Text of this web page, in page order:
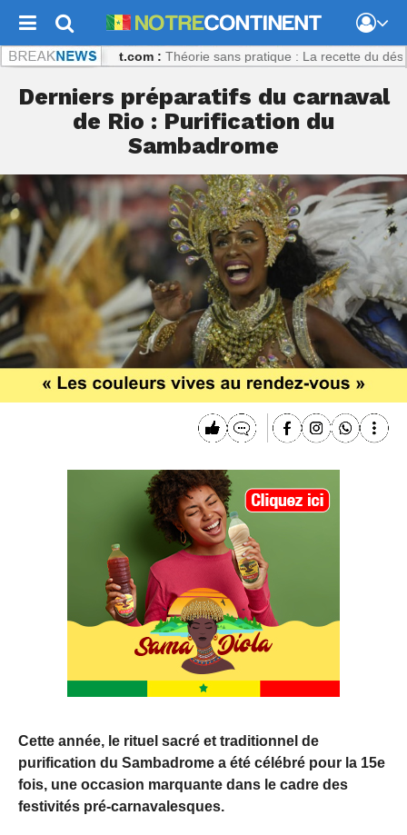
: Théorie sans pratique : La recette du désastre
Derniers préparatifs du carnaval
de Rio : Purification du
Sambadrome
Cette année, le rituel sacré et traditionnel de
purification du Sambadrome a été célébré pour la 15e
fois, une occasion marquante dans le cadre des
festivités pré-carnavalesques.